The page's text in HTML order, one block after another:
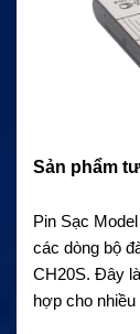
Sản phẩm
Pin Sạc
các dòng bộ
CH20S. Đây
hợp cho